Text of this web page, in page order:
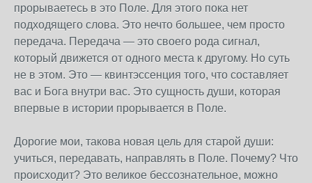
прорываетесь в это Поле. Для этого пока нет
подходящего слова. Это нечто большее, чем просто
передача. Передача — это своего рода сигнал,
который движется от одного места к другому. Но суть
не в этом. Это — квинтэссенция того, что составляет
вас и Бога внутри вас. Это сущность души, которая
впервые в истории прорывается в Поле.
Дорогие мои, такова новая цель для старой души:
учиться, передавать, направлять в Поле. Почему? Что
происходит? Это великое бессознательное, можно